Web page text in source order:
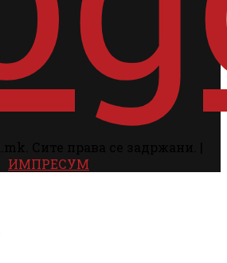
ИМПРЕСУМ